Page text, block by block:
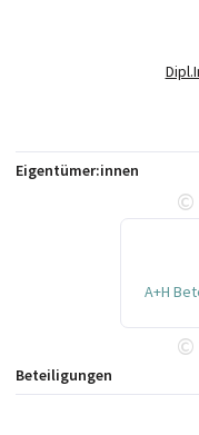
Eigentümer:innen
©
A+H
©
Beteiligungen